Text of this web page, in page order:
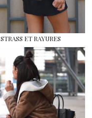
STRASS ET RAYURES